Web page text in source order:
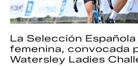
La Selección Española
femenina, convocada
Watersley Ladies